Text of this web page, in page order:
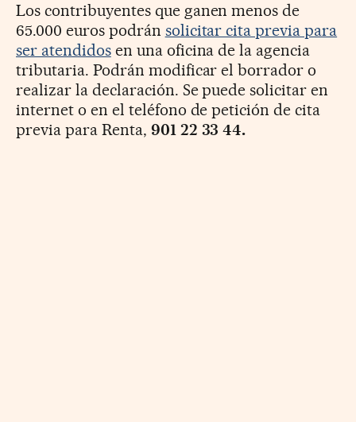
Los contribuyentes que ganen menos de
65.000 euros podrán solicitar cita previa para
ser atendidosen una oficina de la agencia
tributaria. Podrán modificar el borrador o
realizar la declaración. Se puede solicitar en
internet o en el teléfono de petición de cita
previa para Renta, 901 22 33 44.